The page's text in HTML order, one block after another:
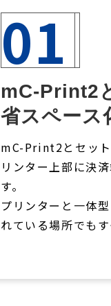
01
mC-Print2
省スペース
mC-Print2とセッ
リンター上部に決
す。
プリンターと一体
れている場所でも